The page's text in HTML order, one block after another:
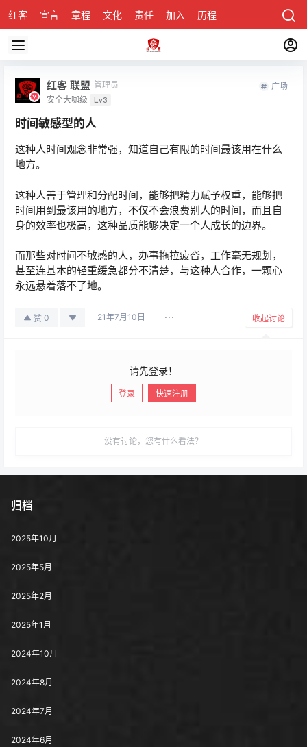
红客 宣言 章程 文化 责任 加入 历程 关于
红客 联盟 管理员
安全大咖级
Lv3
广场
时间敏感型的人
这种人时间观念非常强，知道自己有限的时间最该用在什么
地方。
这种人善于管理和分配时间，能够把精力赋予权重，能够把
时间用到最该用的地方，不仅不会浪费别人的时间，而且自
身的效率也极高，这种品质能够决定一个人成长的边界。
而那些对时间不敏感的人，办事拖拉疲沓，工作毫无规划，
甚至连基本的轻重缓急都分不清楚，与这种人合作，一颗心
永远悬着落不了地。
赞 0 21年7月10日 收起讨论
请先登录！
登录 快速注册
没有讨论，您有什么看法？
归档
2025年10月
2025年5月
2025年2月
2025年1月
2024年10月
2024年8月
2024年7月
2024年6月